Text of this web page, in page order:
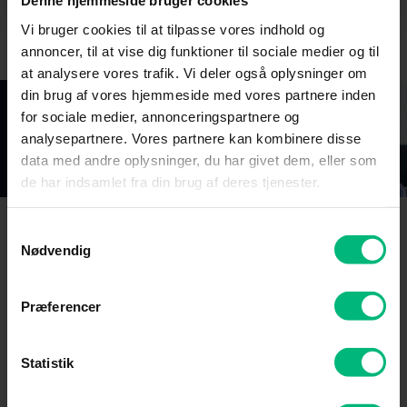
Vi bruger cookies til at tilpasse vores indhold og
annoncer, til at vise dig funktioner til sociale medier og til
at analysere vores trafik. Vi deler også oplysninger om
din brug af vores hjemmeside med vores partnere inden
for sociale medier, annonceringspartnere og
analysepartnere. Vores partnere kan kombinere disse
data med andre oplysninger, du har givet dem, eller som
de har indsamlet fra din brug af deres tjenester.
Nødvendig
Præferencer
Statistik
Åbningstider i
Vi er her for at hjælpe dig, og du kan få hjælp på flere